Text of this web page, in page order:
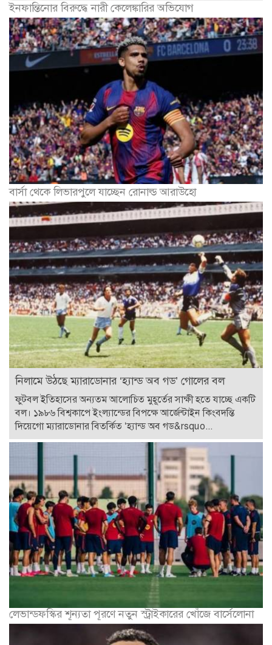
ইনফান্তিনোর বিরুদ্ধে নারী কেলেঙ্কারির অভিযোগ
বার্সা থেকে লিভারপুলে যাচ্ছেন রোনাল্ড আরাউহো
নিলামে উঠছে ম্যারাডোনার ‘হ্যান্ড অব গড’ গোলের বল
ফুটবল ইতিহাসের অন্যতম আলোচিত মুহূর্তের সাক্ষী হতে যাচ্ছে একটি
বল। ১৯৮৬ বিশ্বকাপে ইংল্যান্ডের বিপক্ষে আর্জেন্টাইন কিংবদন্তি
দিয়েগো ম্যারাডোনার বিতর্কিত ‘হ্যান্ড অব গড&rsquo...
লেভান্ডফস্কির শূন্যতা পূরণে নতুন স্ট্রাইকারের খোঁজে বার্সেলোনা